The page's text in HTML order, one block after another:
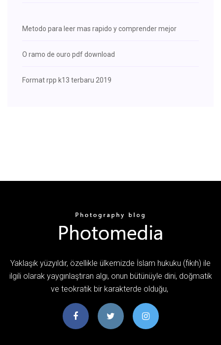
Metodo para leer mas rapido y comprender mejor
O ramo de ouro pdf download
Format rpp k13 terbaru 2019
Yaklaşık yüzyıldır, özellikle ülkemizde İslam hukuku (fıkıh) ile
ilgili olarak yaygınlaştıran algı, onun bütünüyle dini, doğmatik
ve teokratik bir karakterde olduğu,